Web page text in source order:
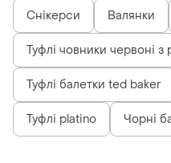
Снікерси Валянки
Туфлі човники червоні
Туфлі балетки ted baker
Туфлі platino Чорні